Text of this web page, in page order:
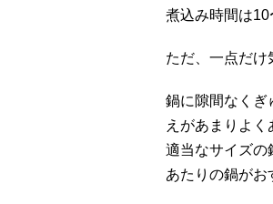
煮込み時間は10
ただ、一点だけ
鍋に隙間なくぎ
えがあまりよく
適当なサイズの
あたりの鍋がお